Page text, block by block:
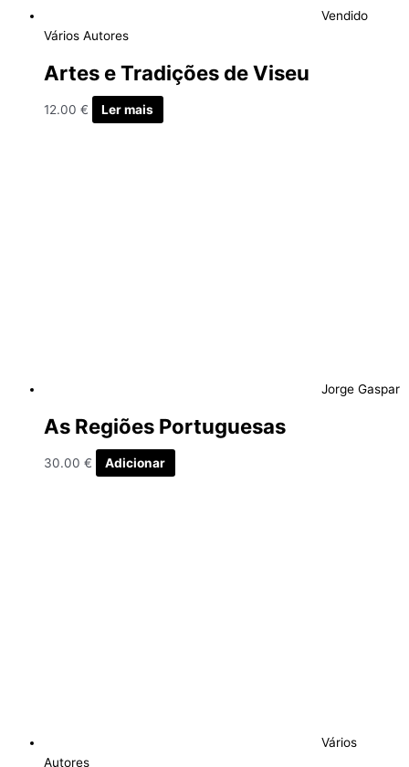
Vendido
Vários Autores
Artes e Tradições de Viseu
12.00 € Ler mais
Jorge Gaspar
As Regiões Portuguesas
30.00 € Adicionar
Vários
Autores